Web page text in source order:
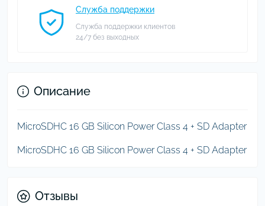
Служба поддержки
Служба поддержки клиентов
24/7 без выходных
Описание
MicroSDHC 16 GB Silicon Power Class 4 + SD Adapter
MicroSDHC 16 GB Silicon Power Class 4 + SD Adapter
Отзывы